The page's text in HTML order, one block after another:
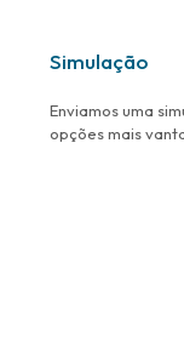
Simulação
Enviamos uma
opções mais